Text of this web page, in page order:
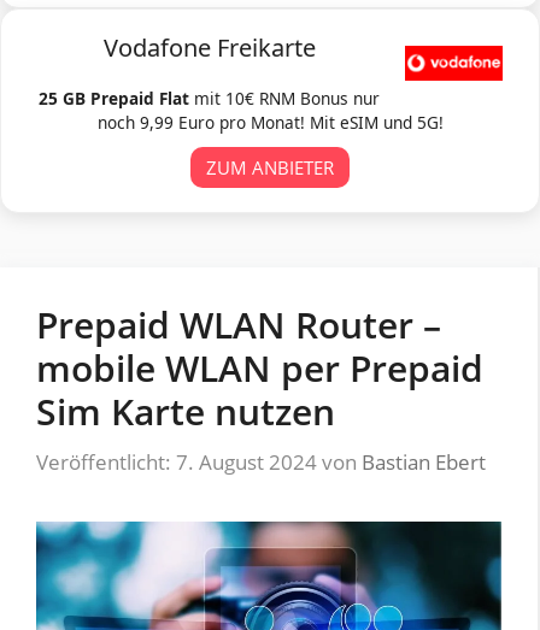
Vodafone Freikarte
25 GB Prepaid Flat mit 10€ RNM Bonus nur
noch 9,99 Euro pro Monat! Mit eSIM und 5G!
ZUM ANBIETER
Prepaid WLAN Router –
mobile WLAN per Prepaid
Sim Karte nutzen
Veröffentlicht: 7. August 2024von Bastian Ebert